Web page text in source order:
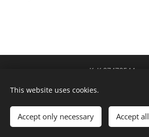
KvK 87478544
btw-id NL004424449B84
Talen
Nederlands
English
This website uses cookies.
Accept only necessary Accept all